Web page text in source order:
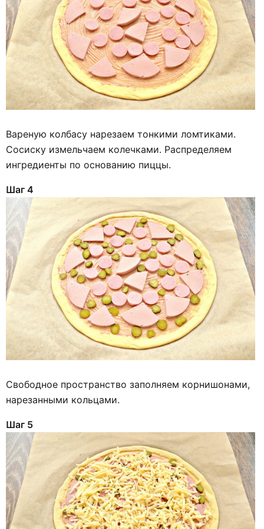
Вареную колбасу нарезаем тонкими ломтиками.
Сосиску измельчаем колечками. Распределяем
ингредиенты по основанию пиццы.
Шаг 4
Свободное пространство заполняем корнишонами,
нарезанными кольцами.
Шаг 5